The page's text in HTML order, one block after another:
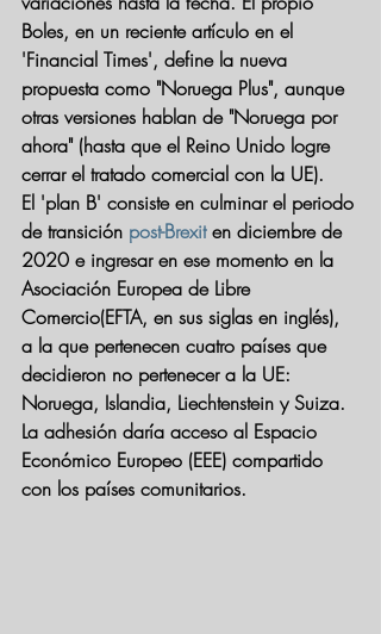
Boles, en un reciente artículo en el
'Financial Times', define la nueva
propuesta como "Noruega Plus", aunque
otras versiones hablan de "Noruega por
ahora" (hasta que el Reino Unido logre
cerrar el tratado comercial con la UE).
El 'plan B' consiste en culminar el periodo
de transición post-Brexit en diciembre de
2020 e ingresar en ese momento en la
Asociación Europea de Libre
Comercio(EFTA, en sus siglas en inglés),
a la que pertenecen cuatro países que
decidieron no pertenecer a la UE:
Noruega, Islandia, Liechtenstein y Suiza.
La adhesión daría acceso al Espacio
Económico Europeo (EEE) compartido
con los países comunitarios.